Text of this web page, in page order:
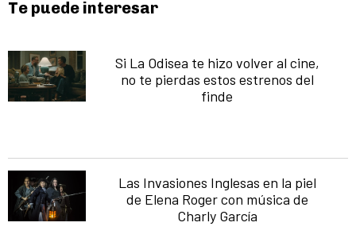
Te puede interesar
Si La Odisea te hizo volver al cine,
no te pierdas estos estrenos del
finde
Las Invasiones Inglesas en la piel
de Elena Roger con música de
Charly García